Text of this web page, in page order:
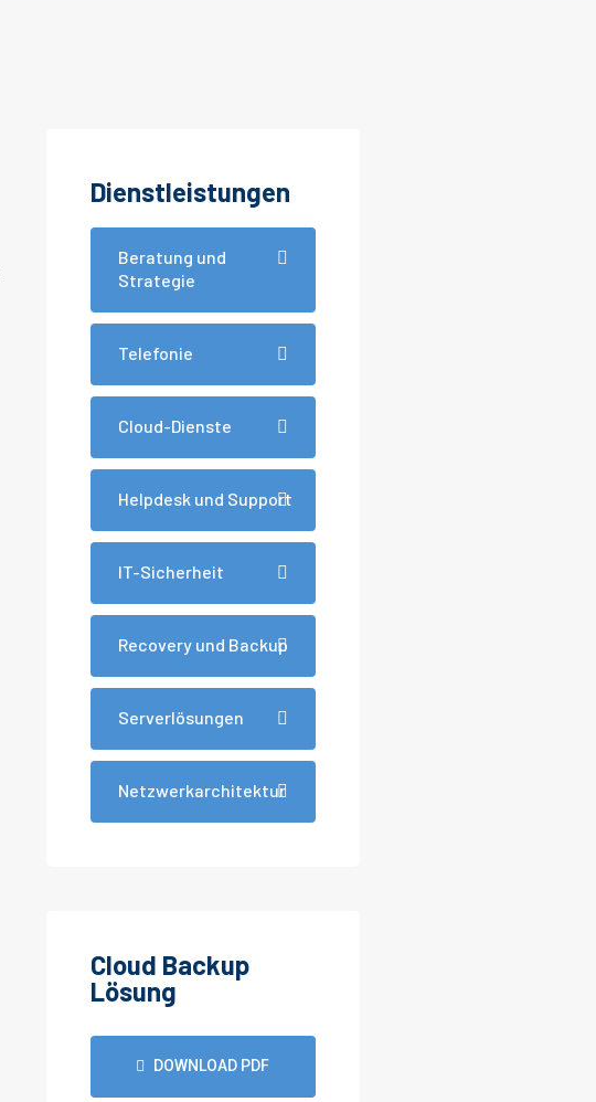
Dienstleistungen
Beratung und
Strategie
Telefonie
Cloud-Dienste
Helpdesk und Support
IT-Sicherheit
Recovery und Backup
Serverlösungen
Netzwerkarchitektur
Cloud Backup
Lösung
DOWNLOAD PDF